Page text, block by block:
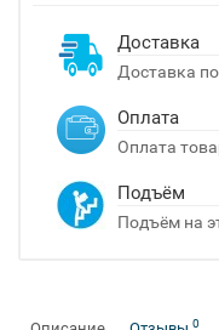
Доставка
Доставка
Оплата
Оплата
Подъём
Подъём на
0